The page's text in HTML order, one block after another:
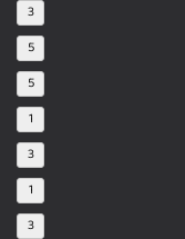
3
5
5
1
3
1
3